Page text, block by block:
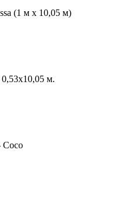
(1 м х 10,05 м)
м.
Coco